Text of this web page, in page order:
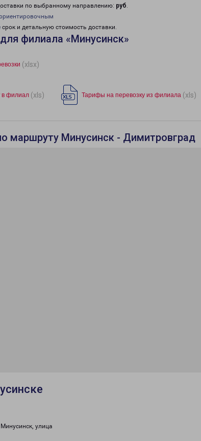
по выбранному направлению: руб.
срок и детальную стоимость доставки.
филиала «Минусинск»
(xlsx)
в филиал (xls) Тарифы на перевозку из филиала (xls)
маршруту Минусинск - Димитровград
улица